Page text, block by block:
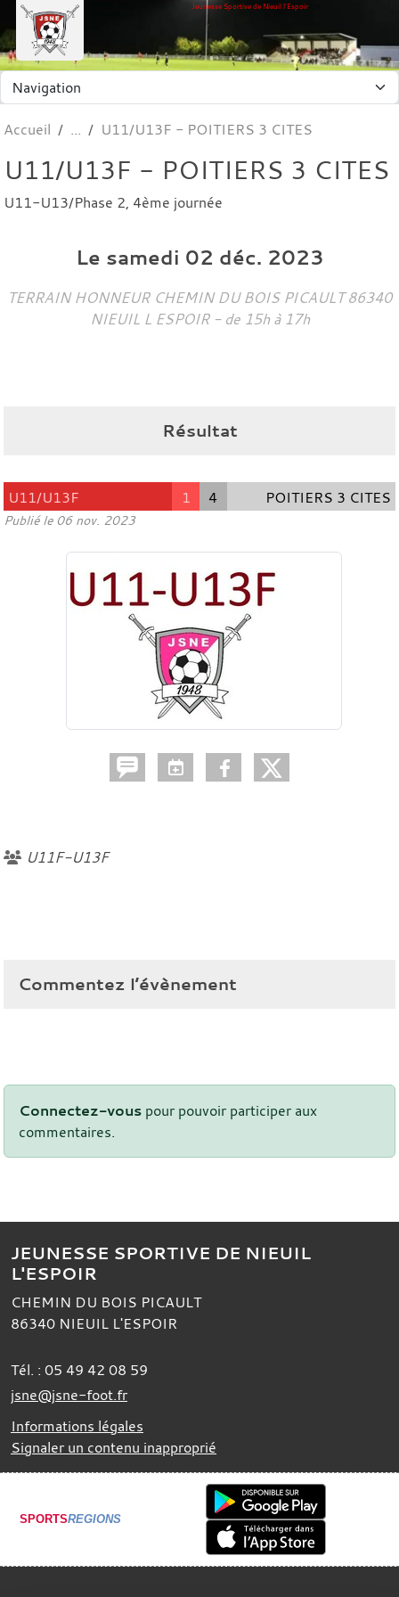
Jeunesse Sportive de Nieuil l'Espoir
Accueil U11/U13F - POITIERS 3 CITES
U11/U13F - POITIERS 3 CITES
U11-U13/Phase 2, 4ème journée
Le samedi 02 déc. 2023
TERRAIN HONNEUR CHEMIN DU BOIS PICAULT 86340
NIEUIL L ESPOIR - de 15h à 17h
Résultat
U11/U13F 1 4 POITIERS 3 CITES
Publié le 06 nov. 2023
U11F-U13F
Commentez l’évènement
Connectez-vous pour pouvoir participer aux
commentaires.
JEUNESSE SPORTIVE DE NIEUIL
L'ESPOIR
CHEMIN DU BOIS PICAULT
86340 NIEUIL L'ESPOIR
Tél. : 05 49 42 08 59
jsne@jsne-foot.fr
Informations légales
Signaler un contenu inapproprié
SPORTSREGIONS
Panneau de gestion des cookies